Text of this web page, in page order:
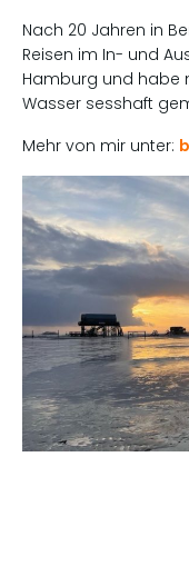
Nach 20 Jahren in
Reisen im In- und
Hamburg und habe
Wasser sesshaft
Mehr von mir unter: